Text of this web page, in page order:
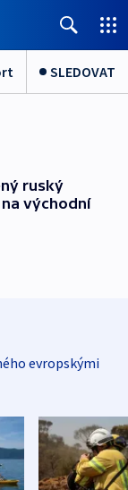
SLEDOVAT
ruský
východní
evropskými